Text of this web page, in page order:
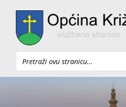
Pretraži